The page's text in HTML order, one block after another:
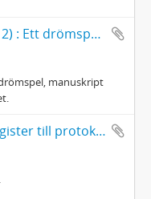
Strindberg, August (1849-1912) : Ett drömspel, manuskript
manuskript
Trondheim Politikammer. Register till protokoll over utvandrede personer 1867 - 1890